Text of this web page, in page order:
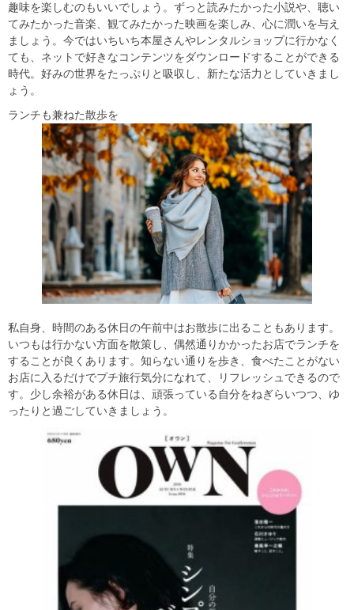
趣味を楽しむのもいいでしょう。ずっと読みたかった小説や、聴い
てみたかった音楽、観てみたかった映画を楽しみ、心に潤いを与え
ましょう。今ではいちいち本屋さんやレンタルショップに行かなく
ても、ネットで好きなコンテンツをダウンロードすることができる
時代。好みの世界をたっぷりと吸収し、新たな活力としていきまし
ょう。
ランチも兼ねた散歩を
私自身、時間のある休日の午前中はお散歩に出ることもあります。
いつもは行かない方面を散策し、偶然通りかかったお店でランチを
することが良くあります。知らない通りを歩き、食べたことがない
お店に入るだけでプチ旅行気分になれて、リフレッシュできるので
す。少し余裕がある休日は、頑張っている自分をねぎらいつつ、ゆ
ったりと過ごしていきましょう。